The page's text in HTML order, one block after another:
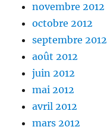
novembre 2012
octobre 2012
septembre 2012
août 2012
juin 2012
mai 2012
avril 2012
mars 2012